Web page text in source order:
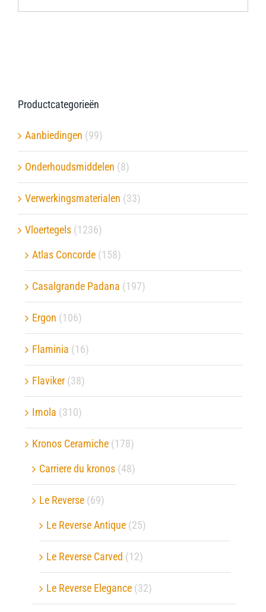
Productcategorieën
Aanbiedingen (99)
Onderhoudsmiddelen (8)
Verwerkingsmaterialen (33)
Vloertegels (1236)
Atlas Concorde (158)
Casalgrande Padana (197)
Ergon (106)
Flaminia (16)
Flaviker (38)
Imola (310)
Kronos Ceramiche (178)
Carriere du kronos (48)
Le Reverse (69)
Le Reverse Antique (25)
Le Reverse Carved (12)
Le Reverse Elegance (32)